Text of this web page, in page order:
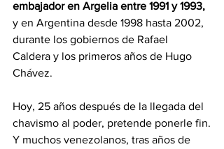
embajador en Argelia entre 1991 y 1993,
y en Argentina desde 1998 hasta 2002,
durante los gobiernos de Rafael
Caldera y los primeros años de Hugo
Chávez.
Hoy, 25 años después de la llegada del
chavismo al poder, pretende ponerle fin.
Y muchos venezolanos, tras años de